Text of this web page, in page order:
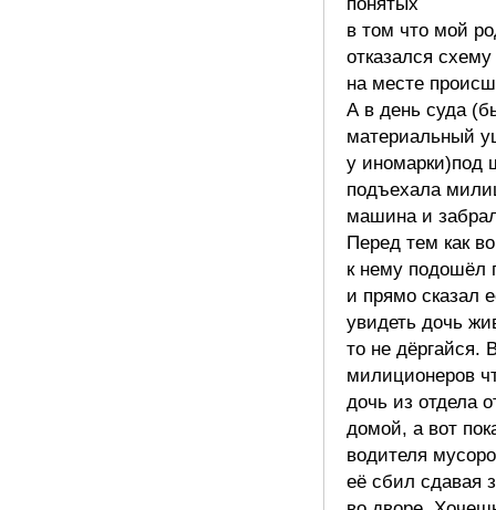
понятых
в том что мой
отказался
на месте
А в день суда
материальный
у иномарки)под
подъехала
машина и
Перед тем как
к нему подошёл
и прямо сказал
увидеть дочь
то не дёргайся.
милиционеров
дочь из отдела
домой, а вот
водителя
её сбил сдавая